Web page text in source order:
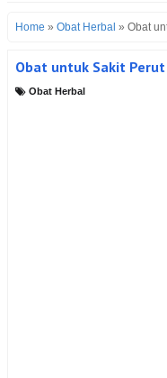
Home » Obat Herbal » Obat
Obat untuk Sakit
Obat Herbal